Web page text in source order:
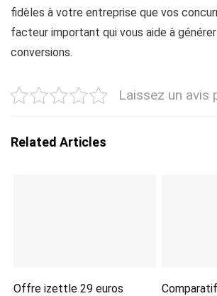
fidèles à votre entreprise que vos
facteur important qui vous aide à
conversions.
Laissez un avis
Related Articles
Offre izettle 29 euros